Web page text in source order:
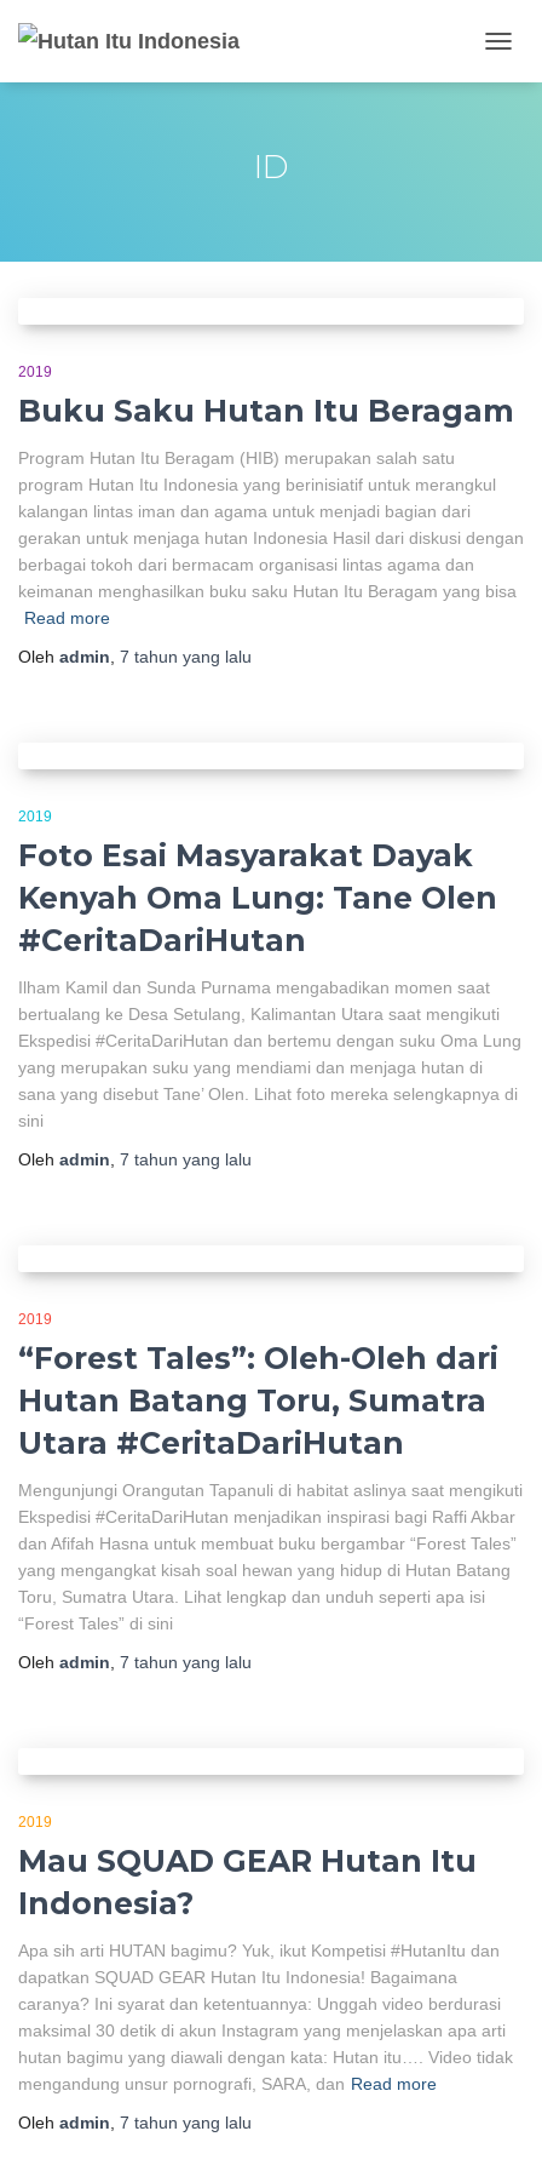
ID
2019
Buku Saku Hutan Itu Beragam
Program Hutan Itu Beragam (HIB) merupakan salah satu
program Hutan Itu Indonesia yang berinisiatif untuk merangkul
kalangan lintas iman dan agama untuk menjadi bagian dari
gerakan untuk menjaga hutan Indonesia Hasil dari diskusi dengan
berbagai tokoh dari bermacam organisasi lintas agama dan
keimanan menghasilkan buku saku Hutan Itu Beragam yang bisa
Read more
Oleh admin 7 tahun yang lalu
2019
Foto Esai Masyarakat Dayak
Kenyah Oma Lung: Tane Olen
#CeritaDariHutan
Ilham Kamil dan Sunda Purnama mengabadikan momen saat
bertualang ke Desa Setulang, Kalimantan Utara saat mengikuti
Ekspedisi #CeritaDariHutan dan bertemu dengan suku Oma Lung
yang merupakan suku yang mendiami dan menjaga hutan di
sana yang disebut Tane’ Olen. Lihat foto mereka selengkapnya di
sini
Oleh admin 7 tahun yang lalu
2019
“Forest Tales”: Oleh-Oleh dari
Hutan Batang Toru, Sumatra
Utara #CeritaDariHutan
Mengunjungi Orangutan Tapanuli di habitat aslinya saat mengikuti
Ekspedisi #CeritaDariHutan menjadikan inspirasi bagi Raffi Akbar
dan Afifah Hasna untuk membuat buku bergambar “Forest Tales”
yang mengangkat kisah soal hewan yang hidup di Hutan Batang
Toru, Sumatra Utara. Lihat lengkap dan unduh seperti apa isi
“Forest Tales” di ​sini
Oleh admin 7 tahun yang lalu
2019
Mau SQUAD GEAR Hutan Itu
Indonesia?
Apa sih arti HUTAN bagimu? Yuk, ikut Kompetisi #HutanItu dan
dapatkan SQUAD GEAR Hutan Itu Indonesia! Bagaimana
caranya? Ini syarat dan ketentuannya: Unggah video berdurasi
maksimal 30 detik di akun Instagram yang menjelaskan apa arti
hutan bagimu yang diawali dengan kata: Hutan itu…. Video tidak
mengandung unsur pornografi, SARA, dan Read more
Oleh admin 7 tahun yang lalu